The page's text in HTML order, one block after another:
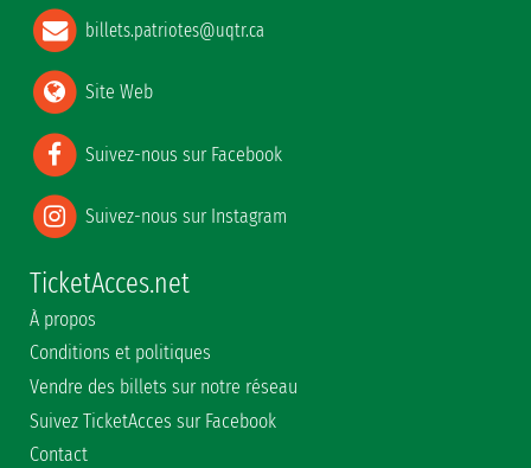
billets.patriotes@uqtr.ca
Site Web
Suivez-nous sur Facebook
Suivez-nous sur Instagram
TicketAcces.net
À propos
Conditions et politiques
Vendre des billets sur notre réseau
Suivez TicketAcces sur Facebook
Contact